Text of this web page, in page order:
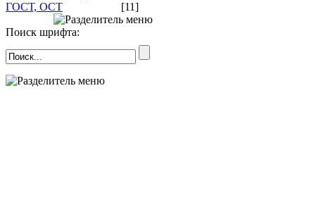
ГОСТ, ОСТ [11]
Поиск шрифта: